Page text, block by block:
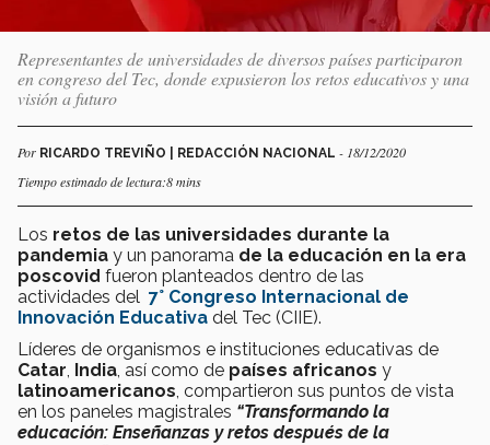
Representantes de universidades de diversos países participaron
en congreso del Tec, donde expusieron los retos educativos y una
visión a futuro
Por RICARDO TREVIÑO | REDACCIÓN NACIONAL - 18/12/2020
Tiempo estimado de lectura:8 mins
Los retos de las universidades durante la
pandemia y un panorama de la educación en la era
poscovid fueron planteados dentro de las
actividades del 7° Congreso Internacional de
Innovación Educativa del Tec (CIIE).
Líderes de organismos e instituciones educativas de
Catar India , así como de países africanos y
latinoamericanos , compartieron sus puntos de vista
en los paneles magistrales “Transformando la
educación: Enseñanzas y retos después de la